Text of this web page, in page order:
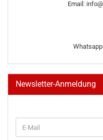
Email:
Newsletter-Anmeldung
ZUR
E-
Mail